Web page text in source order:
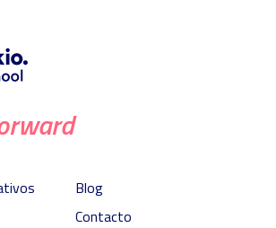
Blog
Contacto